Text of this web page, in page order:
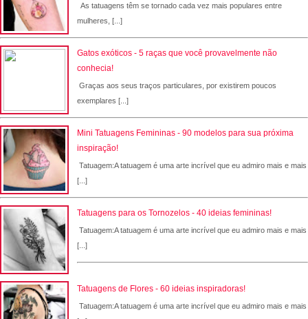
As tatuagens têm se tornado cada vez mais populares entre
mulheres, [...]
Gatos exóticos - 5 raças que você provavelmente não
conhecia!
Graças aos seus traços particulares, por existirem poucos
exemplares [...]
Mini Tatuagens Femininas - 90 modelos para sua próxima
inspiração!
Tatuagem:A tatuagem é uma arte incrível que eu admiro mais e mais
[...]
Tatuagens para os Tornozelos - 40 ideias femininas!
Tatuagem:A tatuagem é uma arte incrível que eu admiro mais e mais
[...]
Tatuagens de Flores - 60 ideias inspiradoras!
Tatuagem:A tatuagem é uma arte incrível que eu admiro mais e mais